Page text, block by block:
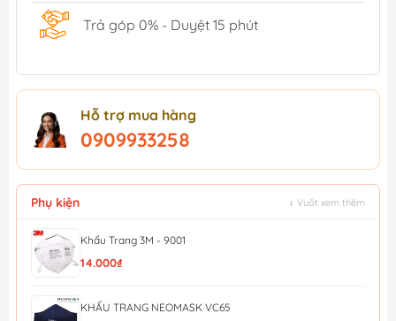
Trả góp 0% - Duyệt 15 phút
Hỗ trợ mua hàng
0909933258
Phụ kiện ↕ Vuốt xem thêm
Khẩu Trang 3M - 9001
14.000₫
KHẨU TRANG NEOMASK VC65